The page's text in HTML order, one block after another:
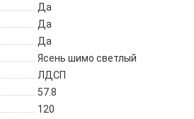
Да
Да
Да
Ясень шимо светлый
ЛДСП
57.8
120